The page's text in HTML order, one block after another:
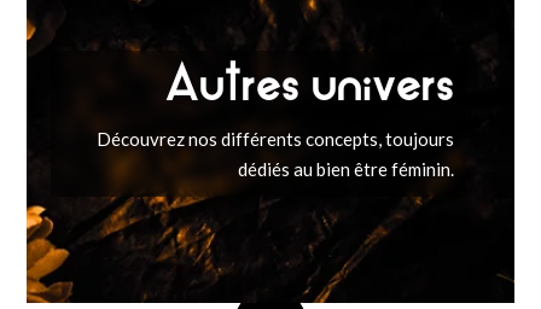
Autres univers
Découvrez nos différents concepts, toujours
dédiés au bien être féminin.